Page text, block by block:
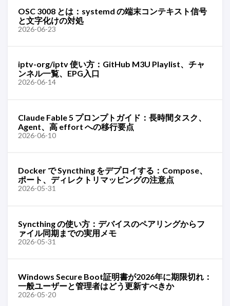
OSC 3008 とは：systemd の端末コンテキスト信号
と文字化けの対処
2026-06-23
iptv-org/iptv 使い方：GitHub M3U Playlist、チャ
ンネル一覧、EPG入口
2026-06-14
Claude Fable 5 プロンプトガイド：長時間タスク、
Agent、高 effort への移行要点
2026-06-10
Docker で Syncthing をデプロイする：Compose、
ポート、ディレクトリマッピングの注意点
2026-05-31
Syncthing の使い方：デバイスのペアリングからフ
ァイル同期までの実用メモ
2026-05-31
Windows Secure Boot証明書が2026年に期限切れ：
一般ユーザーと管理者はどう更新すべきか
2026-05-20